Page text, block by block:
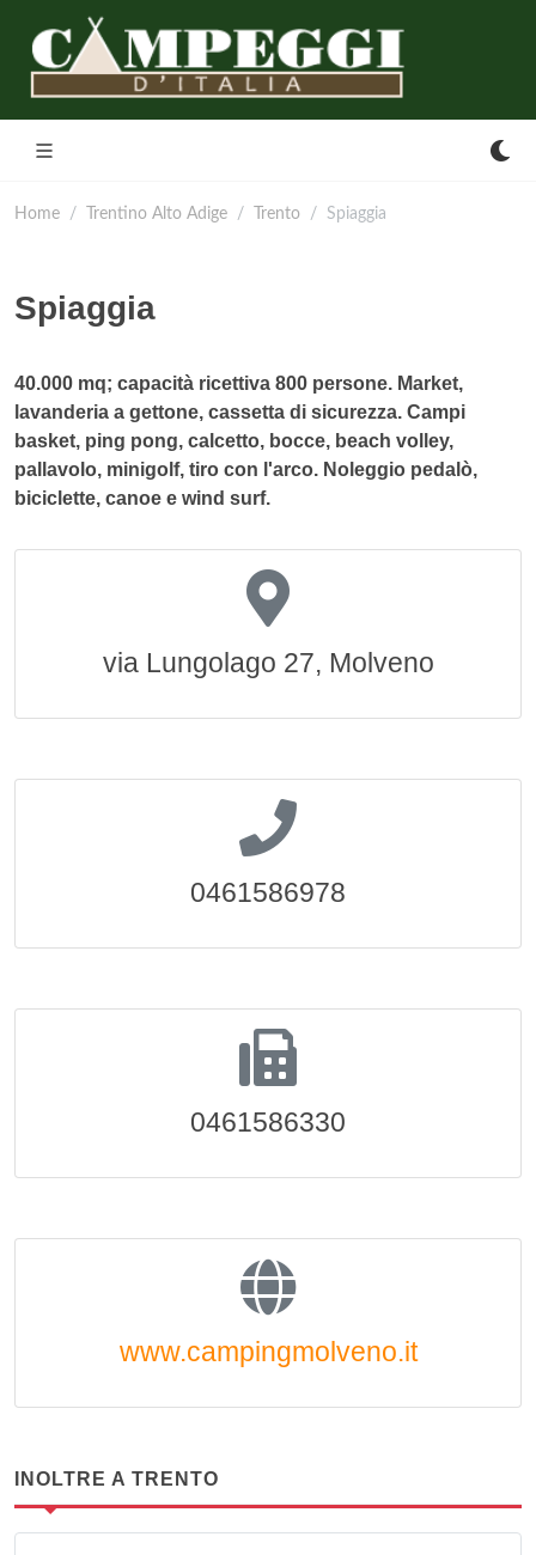
Home Trentino Alto Adige Trento Spiaggia
Spiaggia
40.000 mq; capacità ricettiva 800 persone. Market,
lavanderia a gettone, cassetta di sicurezza. Campi
basket, ping pong, calcetto, bocce, beach volley,
pallavolo, minigolf, tiro con l'arco. Noleggio pedalò,
biciclette, canoe e wind surf.
via Lungolago 27, Molveno
0461586978
0461586330
www.campingmolveno.it
INOLTRE A TRENTO